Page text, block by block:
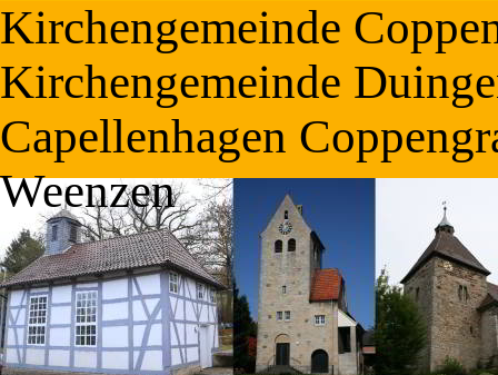
Kirchengemeinde
Kirchengemeinde
Capellenhagen
Weenzen